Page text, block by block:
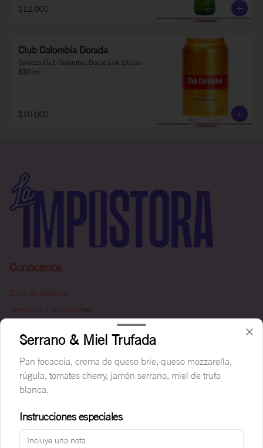
$12.000
Club Colombia Dorada
Cerveza Club Colombia Dorada en lata de
330 ml.
$10.000
Conócenos
Zona de Delivery
Términos y condiciones
Instagram
Facebook
Mi cuenta
Serrano & Miel Trufada
Pan focaccia, crema de queso brie, queso mozzarella,
rúgula, tomates cherry, jamón serrano, miel de trufa
blanca.
Instrucciones especiales